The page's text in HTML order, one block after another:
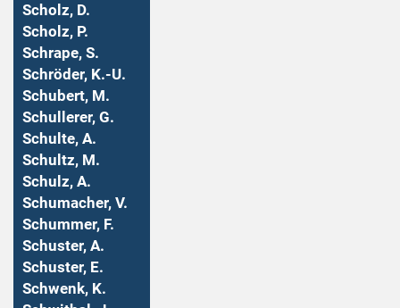
Scholz, D.
Scholz, P.
Schrape, S.
Schröder, K.-U.
Schubert, M.
Schullerer, G.
Schulte, A.
Schultz, M.
Schulz, A.
Schumacher, V.
Schummer, F.
Schuster, A.
Schuster, E.
Schwenk, K.